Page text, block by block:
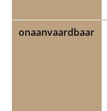
onaanvaardbaar